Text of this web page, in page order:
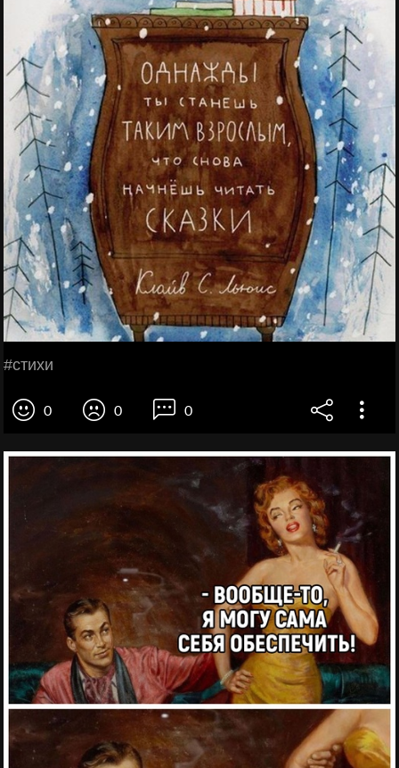
#стихи
0 0 0